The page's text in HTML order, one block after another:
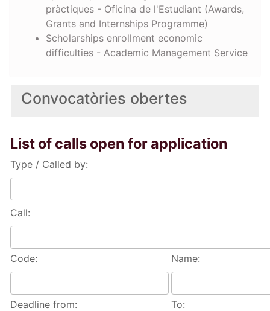
Convocatòries obertes
List of calls open for application
Type / Called by:
Call:
Code: Name:
Deadline from: To:
pràctiques - Oficina de l'Estudiant (Awards,
Grants and Internships Programme)
Scholarships enrollment economic
difficulties - Academic Management Service